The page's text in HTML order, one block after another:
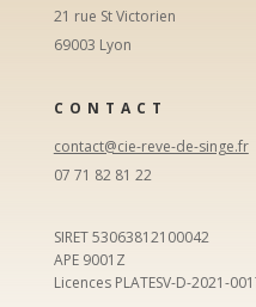
21 rue St Victorien
69003 Lyon
CONTACT
contact@cie-reve-de-singe.fr
07 71 82 81 22
SIRET 53063812100042
APE 9001Z
Licences PLATESV-D-2021-